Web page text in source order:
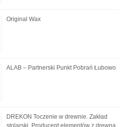
Original Wax
ALAB – Partnerski Punkt Pobrań Łubowo
DREKON Toczenie w drewnie. Zakład
stolarski. Producent elementów z drewna.